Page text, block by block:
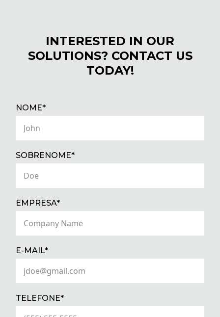
INTERESTED IN OUR
SOLUTIONS? CONTACT US
TODAY!
NOME*(REQUIRED)
SOBRENOME*(REQUIRED)
EMPRESA*(REQUIRED)
E-MAIL*(REQUIRED)
TELEFONE*(REQUIRED)